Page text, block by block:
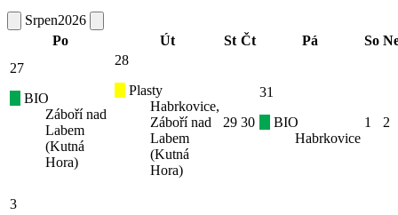
Srpen2026
Po
Út St Čt Pá So
27
BIO
Záboří nad
Labem
(Kutná
Hora)
28
Plasty
Habrkovice,
Záboří nad
Labem
(Kutná
Hora)
29 30
31
BIO
Habrkovice
1 2
3